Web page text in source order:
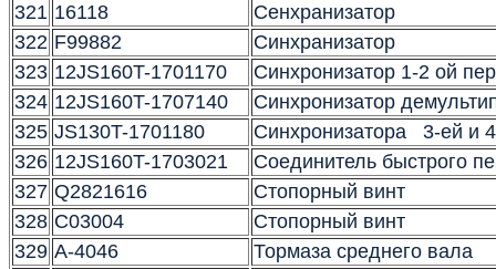
321 16118
Сенхранизатор
322 F99882
Синхранизатор
323 12JS160T-1701170
Синхронизатор 1-2 ой
324 12JS160T-1707140
Синхронизатор
325 JS130T-1701180
Синхронизатора 3-ей и
326 12JS160T-1703021
Соединитель быстрого
327 Q2821616
Стопорный винт
328 C03004
Стопорный винт
329 A-4046
Тормаза среднего вала